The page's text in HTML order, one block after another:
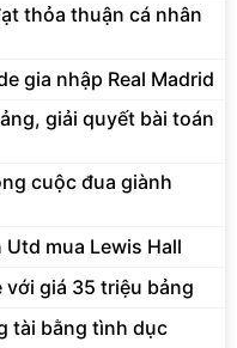
thỏa thuận cá nhân
gia nhập Real Madrid
giải quyết bài toán
cuộc đua giành
mua Lewis Hall
với giá 35 triệu bảng
tài bằng tình dục